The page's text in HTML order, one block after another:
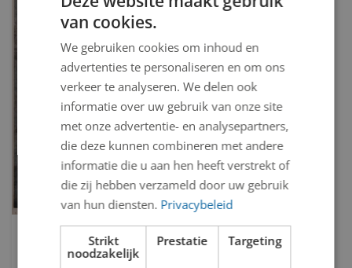
A.E. (Ton) van Kesteren
van cookies.
We gebruiken cookies om inhoud en
advertenties te personaliseren en om ons
verkeer te analyseren. We delen ook
informatie over uw gebruik van onze site
met onze advertentie- en analysepartners,
die deze kunnen combineren met andere
informatie die u aan hen heeft verstrekt of
die zij hebben verzameld door uw gebruik
van hun diensten. Privacybeleid
Strikt
noodzakelijk
Prestatie Targeting